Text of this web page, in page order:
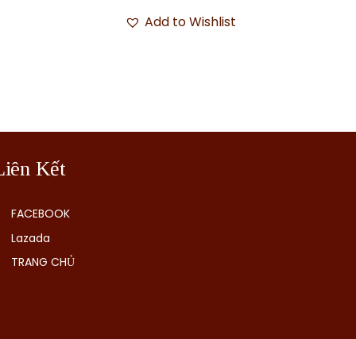
Add to Wishlist
Kết
FACEBOOK
Lazada
TRANG CHỦ